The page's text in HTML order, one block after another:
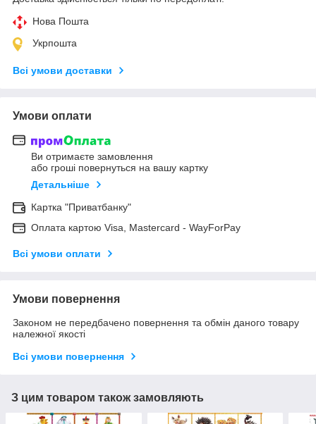
Нова Пошта
Укрпошта
Всі умови доставки
Умови оплати
Ви отримаєте замовлення
або гроші повернуться на вашу картку
Детальніше
Картка "Приватбанку"
Оплата картою Visa, Mastercard - WayForPay
Всі умови оплати
Умови повернення
Законом не передбачено повернення та обмін даного товару
належної якості
Всі умови повернення
З цим товаром також замовляють